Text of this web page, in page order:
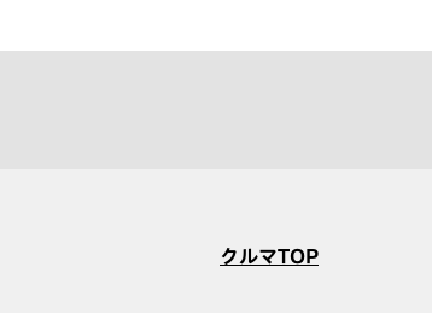
クルマTOP